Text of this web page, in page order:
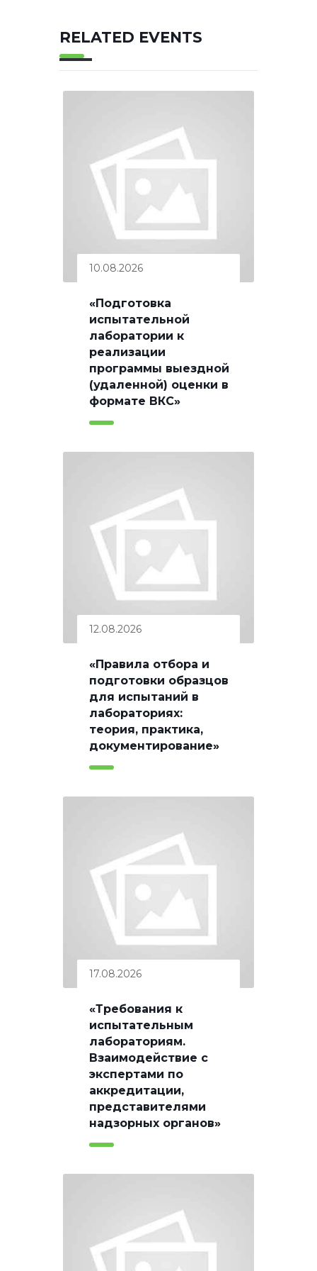
RELATED EVENTS
10.08.2026
«Подготовка
испытательной
лаборатории к
реализации
программы выездной
(удаленной) оценки в
формате ВКС»
12.08.2026
«Правила отбора и
подготовки образцов
для испытаний в
лабораториях:
теория, практика,
документирование»
17.08.2026
«Требования к
испытательным
лабораториям.
Взаимодействие с
экспертами по
аккредитации,
представителями
надзорных органов»